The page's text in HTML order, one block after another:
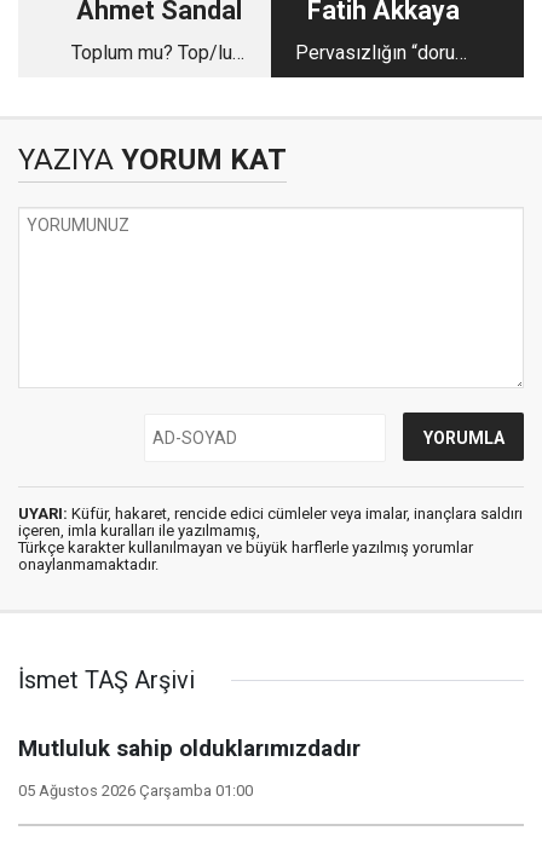
Ahmet Sandal
Toplum mu? Top/lum
Fatih Akkaya
Pervasızlığın “doruk”
noktası
YAZIYA YORUM KAT
UYARI: Küfür, hakaret, rencide edici cümleler veya imalar, inançlara saldırı
içeren, imla kuralları ile yazılmamış,
Türkçe karakter kullanılmayan ve büyük harflerle yazılmış yorumlar
onaylanmamaktadır.
İsmet TAŞ Arşivi
Mutluluk sahip olduklarımızdadır
05 Ağustos 2026 Çarşamba 01:00